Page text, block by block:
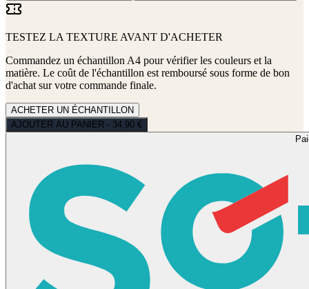
TESTEZ LA TEXTURE AVANT D'ACHETER
Commandez un échantillon A4 pour vérifier les couleurs et la
matière. Le coût de l'échantillon est remboursé sous forme de bon
d'achat sur votre commande finale.
ACHETER UN ÉCHANTILLON
AJOUTER AU PANIER - 34,90 €